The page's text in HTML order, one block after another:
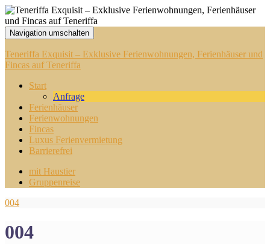
Navigation umschalten
Teneriffa Exquisit – Exklusive Ferienwohnungen, Ferienhäuser und
Fincas auf Teneriffa
Start
Anfrage
Ferienhäuser
Ferienwohnungen
Fincas
Luxus Ferienvermietung
Barrierefrei
mit Haustier
Gruppenreise
004
004